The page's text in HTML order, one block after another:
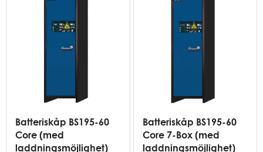
Batteriskåp BS195-60
Core (med
laddningsmöjlighet)
Batteriskåp BS195-60
Core 7-Box (med
laddningsmöjlighet)